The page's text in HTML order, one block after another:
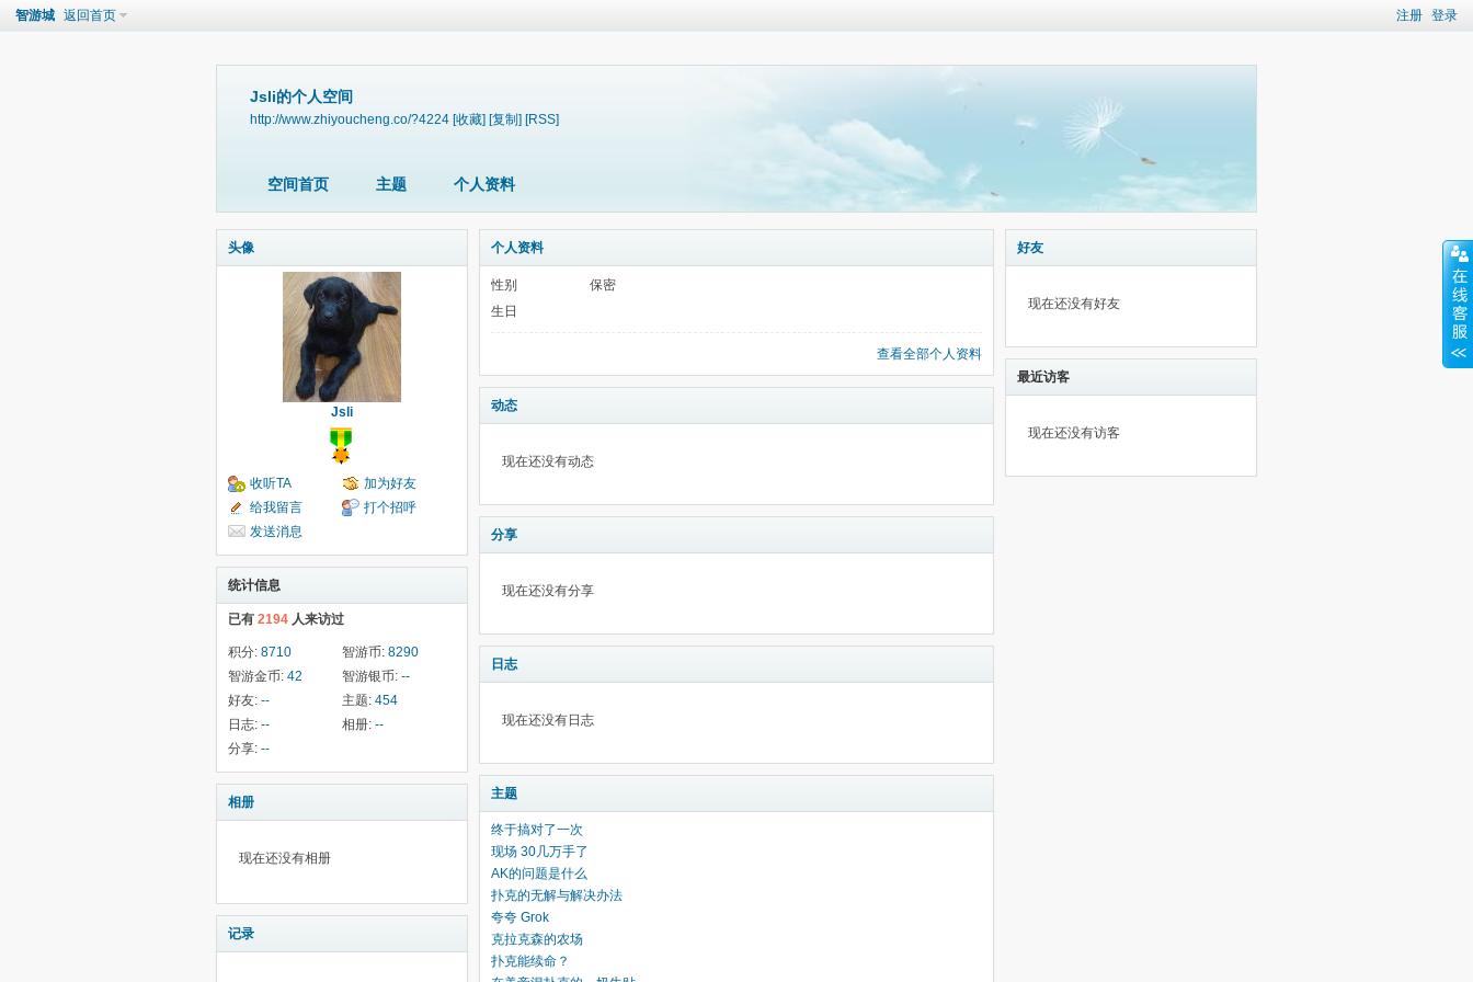
注册 登录
智游城 返回首页
Jsli的个人空间
http://www.zhiyoucheng.co/?4224 [收藏] [复制] [RSS]
空间首页 主题 个人资料
头像
Jsli
收听TA
加为好友
给我留言
打个招呼
发送消息
统计信息
已有 2194 人来访过
积分: 8710 智游币: 8290
智游金币: 42 智游银币: --
好友: -- 主题: 454
日志: -- 相册: --
分享: --
相册
现在还没有相册
记录
个人资料
性别
保密
生日
查看全部个人资料
动态
现在还没有动态
分享
现在还没有分享
日志
现在还没有日志
主题
终于搞对了一次
现场 30几万手了
AK的问题是什么
扑克的无解与解决办法
夸夸 Grok
克拉克森的农场
扑克能续命？
好友
现在还没有好友
最近访客
现在还没有访客